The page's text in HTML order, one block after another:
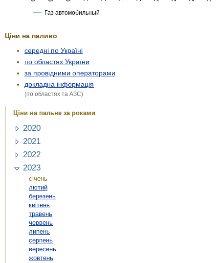
Ціни на паливо
середні по Україні
по областях України
за провідними операторами
докладна інформація
(по областях та АЗС)
Ціни на пальне за роками
2020
2021
2022
2023
січень
лютий
березень
квітень
травень
червень
липень
серпень
вересень
жовтень